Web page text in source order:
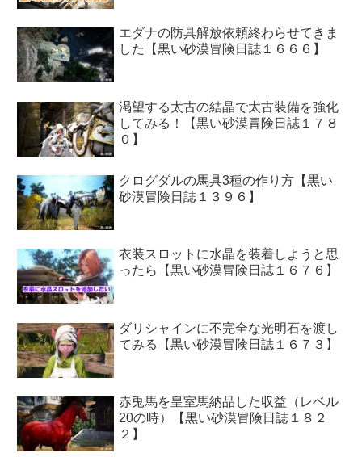
エダナの防具解放依頼終わらせてきま
した【黒い砂漠冒険日誌１６６６】
渇望する太古の結晶で太古装備を強化
してみる！【黒い砂漠冒険日誌１７８
０】
クログダルの馬具3種の作り方【黒い
砂漠冒険日誌１３９６】
衣装スロットに水晶を装着しようと思
ったら【黒い砂漠冒険日誌１６７６】
ダリシャインに不完全な光明石を渡し
てみる【黒い砂漠冒険日誌１６７３】
赤兎馬を皇室馬納品した収益（レベル
20の時）【黒い砂漠冒険日誌１８２
２】